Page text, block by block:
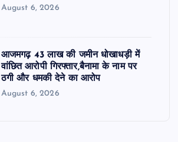
August 6, 2026
आजमगढ़ 43 लाख की जमीन धोखाधड़ी में
वांछित आरोपी गिरफ्तार,बैनामा के नाम पर
ठगी और धमकी देने का आरोप
August 6, 2026